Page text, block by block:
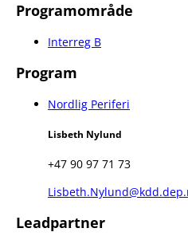
Programområde
Interreg B
Program
Nordlig Periferi
Lisbeth Nylund
+47 90 97 71 73
Leadpartner